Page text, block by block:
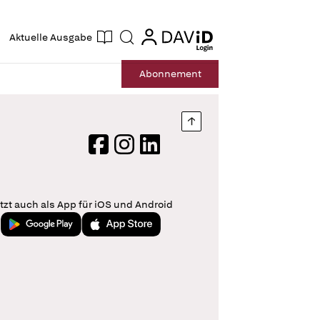
Aktuelle Ausgabe Suche login
login
Abonnement
Nach oben springen
FacebookInstagram
LinkedIn
auch als App für iOS und Android
Jetzt bei Google PlayLaden im App Store